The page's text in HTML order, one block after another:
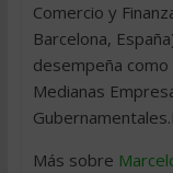
Comercio y
Barcelona,
desempeña
Medianas
Más sobre